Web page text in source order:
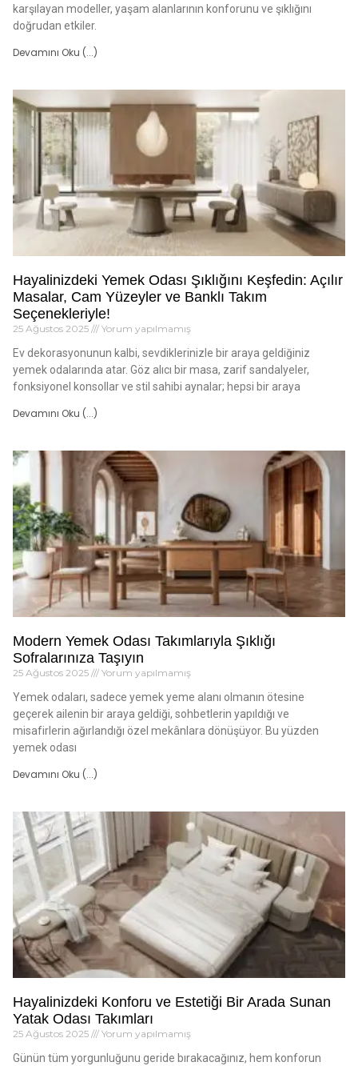
karşılayan modeller, yaşam alanlarının konforunu ve şıklığını
doğrudan etkiler.
Devamını Oku (...)
Hayalinizdeki Yemek Odası Şıklığını Keşfedin: Açılır
Masalar, Cam Yüzeyler ve Banklı Takım
Seçenekleriyle!
25 Ağustos 2025 Yorum yapılmamış
Ev dekorasyonunun kalbi, sevdiklerinizle bir araya geldiğiniz
yemek odalarında atar. Göz alıcı bir masa, zarif sandalyeler,
fonksiyonel konsollar ve stil sahibi aynalar; hepsi bir araya
Devamını Oku (...)
Modern Yemek Odası Takımlarıyla Şıklığı
Sofralarınıza Taşıyın
25 Ağustos 2025 Yorum yapılmamış
Yemek odaları, sadece yemek yeme alanı olmanın ötesine
geçerek ailenin bir araya geldiği, sohbetlerin yapıldığı ve
misafirlerin ağırlandığı özel mekânlara dönüşüyor. Bu yüzden
yemek odası
Devamını Oku (...)
Hayalinizdeki Konforu ve Estetiği Bir Arada Sunan
Yatak Odası Takımları
25 Ağustos 2025 Yorum yapılmamış
Günün tüm yorgunluğunu geride bırakacağınız, hem konforun